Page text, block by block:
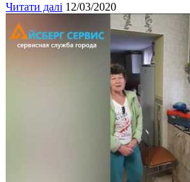
Читати далі 12/03/2020